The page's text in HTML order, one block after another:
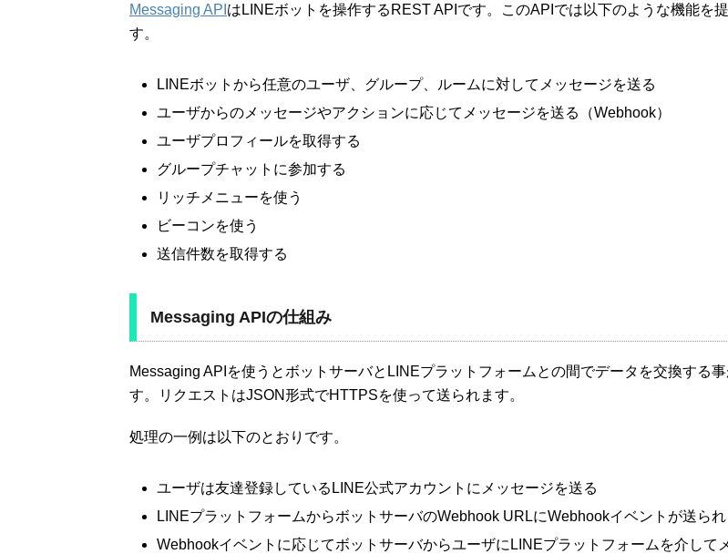
Messaging API はLINEボットを操作するREST APIです。このAPIでは以下のような機能を
す。
LINEボットから任意のユーザ、グループ、ルームに対してメッセージを送る
ユーザからのメッセージやアクションに応じてメッセージを送る（Webhook）
ユーザプロフィールを取得する
グループチャットに参加する
リッチメニューを使う
ビーコンを使う
送信件数を取得する
Messaging APIの仕組み
Messaging APIを使うとボットサーバとLINEプラットフォームとの間でデータを交換する事
す。リクエストはJSON形式でHTTPSを使って送られます。
処理の一例は以下のとおりです。
ユーザは友達登録しているLINE公式アカウントにメッセージを送る
LINEプラットフォームからボットサーバのWebhook URLにWebhookイベントが送られ
Webhookイベントに応じてボットサーバからユーザにLINEプラットフォームを介して